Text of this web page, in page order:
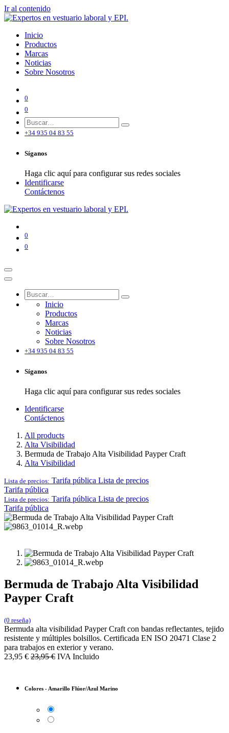
Ir al contenido
Inicio
Productos
Marcas
Noticias
Sobre Nosotros
0
0
+34 935 04 83 55
Síganos
Haga clic aquí para configurar sus redes sociales
Identificarse
Contáctenos
0
0
Inicio
Productos
Marcas
Noticias
Sobre Nosotros
+34 935 04 83 55
Síganos
Haga clic aquí para configurar sus redes sociales
Identificarse
Contáctenos
All products
Alta Visibilidad
Bermuda de Trabajo Alta Visibilidad Payper Craft
Alta Visibilidad
Lista de precios: Tarifa pública Lista de precios
Tarifa pública
Lista de precios: Tarifa pública Lista de precios
Tarifa pública
Bermuda de Trabajo Alta Visibilidad
Payper Craft
(0 reseña)
Bermuda alta visibilidad Payper Craft con bandas reflectantes, tejido
resistente y múltiples bolsillos. Certificada EN ISO 20471 Clase 2
para trabajos en exterior y verano.
23,95 € 23,95€ IVA Incluido
Colores - Amarillo Flúor/Azul Marino